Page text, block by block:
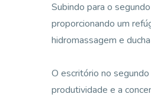
Subindo para o
proporcionando um
hidromassagem e
O escritório no
produtividade e a